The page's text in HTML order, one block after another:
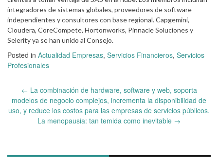
integradores de sistemas globales, proveedores de software
independientes y consultores con base regional. Capgemini,
Cloudera, CoreCompete, Hortonworks, Pinnacle Soluciones y
Selerity ya se han unido al Consejo.
Posted in Actualidad Empresas, Servicios Financieros, Servicios
Profesionales
Post
navigation
← La combinación de hardware, software y web, soporta
modelos de negocio complejos, incrementa la disponibilidad de
uso, y reduce los costos para las empresas de servicios públicos.
La menopausia: tan temida como inevitable →